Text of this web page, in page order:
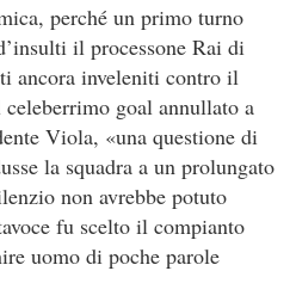
perché un primo turno
il processone Rai di
ancora inveleniti contro il
celeberrimo goal annullato a
Viola, «una questione di
la squadra a un prolungato
non avrebbe potuto
fu scelto il compianto
uomo di poche parole